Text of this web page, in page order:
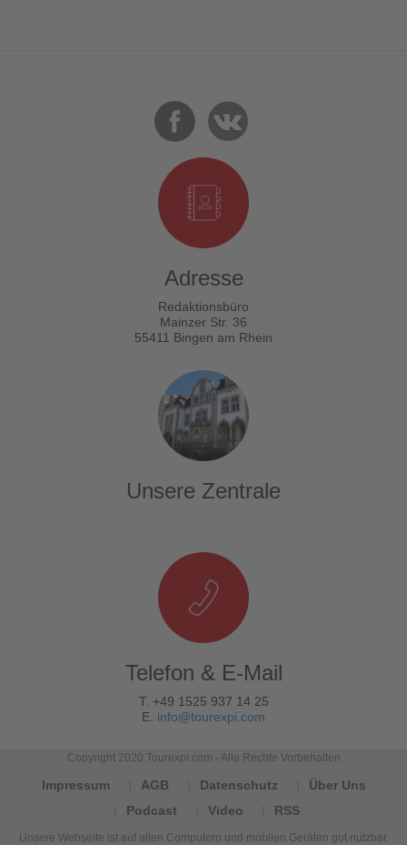
Adresse
Redaktionsbüro
Mainzer Str. 36
55411 Bingen am Rhein
Unsere Zentrale
Telefon & E-Mail
T. +49 1525 937 14 25
E. info@tourexpi.com
Copyright 2020 Tourexpi.com - Alle Rechte Vorbehalten
Impressum AGB Datenschutz
Über Uns
Podcast
Video RSS
Unsere Webseite ist auf allen Computern und mobilen Geräten gut nutzbar.